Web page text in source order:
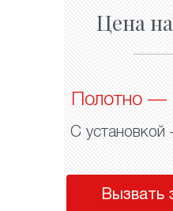
Цена
Полотно —
С
Вызвать